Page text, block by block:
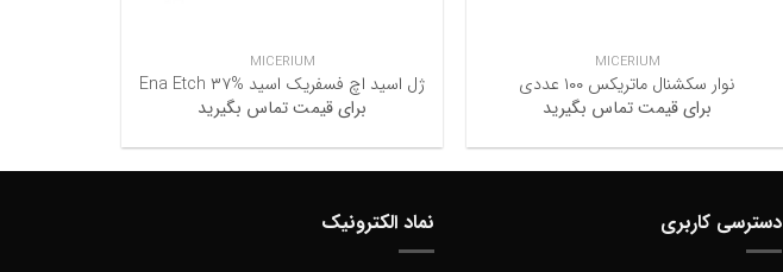
MICERIUM
نوار سکشنال ماتریکس ۱۰۰ عددی
برای قیمت تماس بگیرید
MICERIUM
ژل اسید اچ فسفریک اسید %۳۷ Ena Etch
برای قیمت تماس بگیرید
دسترسی کاربری نماد الکترونیک